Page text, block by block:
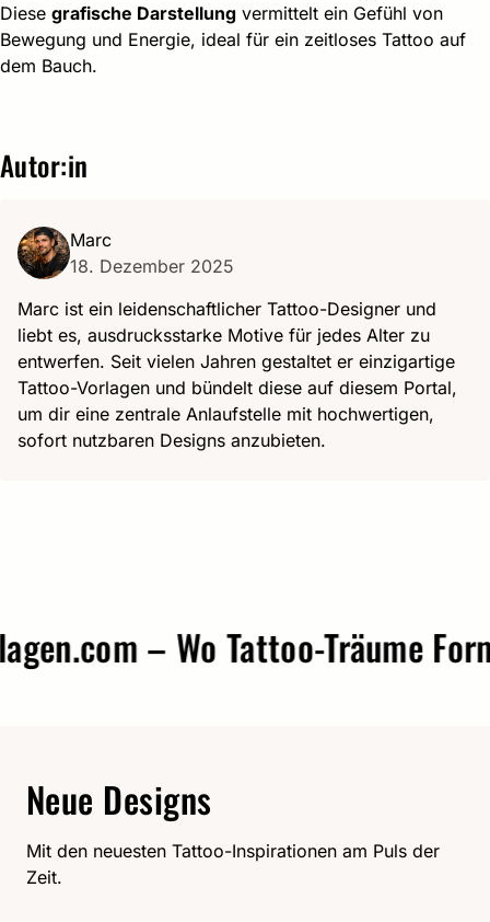
Diese grafische Darstellung vermittelt ein Gefühl von
Bewegung und Energie, ideal für ein zeitloses Tattoo auf
dem Bauch.
Autor:in
Marc
18. Dezember 2025
Marc ist ein leidenschaftlicher Tattoo-Designer und
liebt es, ausdrucksstarke Motive für jedes Alter zu
entwerfen. Seit vielen Jahren gestaltet er einzigartige
Tattoo-Vorlagen und bündelt diese auf diesem Portal,
um dir eine zentrale Anlaufstelle mit hochwertigen,
sofort nutzbaren Designs anzubieten.
– Wo Tattoo-Träume Form
Neue Designs
Mit den neuesten Tattoo-Inspirationen am Puls der
Zeit.